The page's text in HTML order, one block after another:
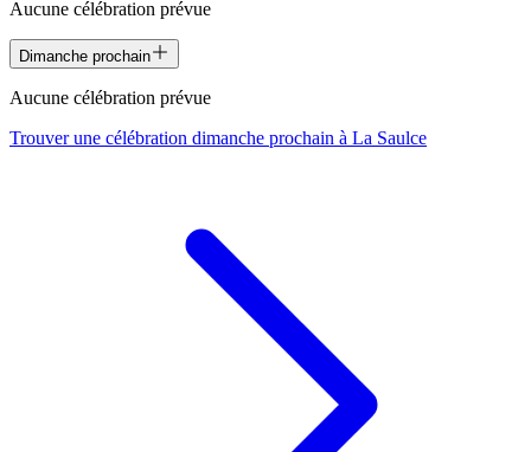
Aucune célébration prévue
Dimanche prochain
Aucune célébration prévue
Trouver une célébration dimanche prochain à La Saulce